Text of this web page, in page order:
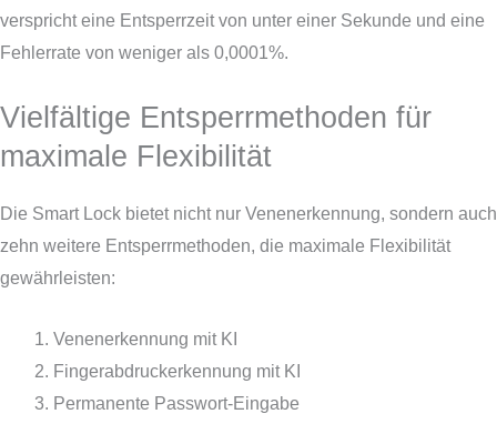
verspricht eine Entsperrzeit von unter einer Sekunde und eine
Fehlerrate von weniger als 0,0001%.
Vielfältige Entsperrmethoden für
maximale Flexibilität
Die Smart Lock bietet nicht nur Venenerkennung, sondern auch
zehn weitere Entsperrmethoden, die maximale Flexibilität
gewährleisten:
Venenerkennung mit KI
Fingerabdruckerkennung mit KI
Permanente Passwort-Eingabe